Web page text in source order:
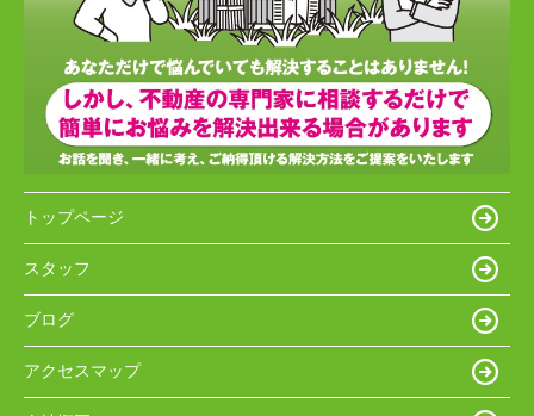
トップページ
スタッフ
ブログ
アクセスマップ